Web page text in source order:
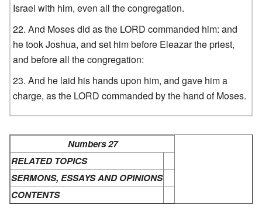
Israel with him, even all the congregation.
And Moses did as the LORD commanded him: and
he took Joshua, and set him before Eleazar the priest,
and before all the congregation:
And he laid his hands upon him, and gave him a
charge, as the LORD commanded by the hand of Moses.
Numbers 27
RELATED TOPICS
SERMONS, ESSAYS AND OPINIONS
CONTENTS